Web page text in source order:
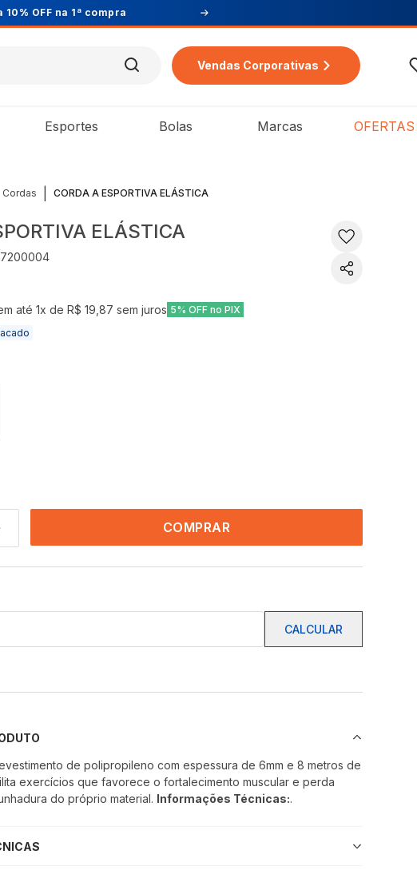
Vendas Corporativas
Esportes Bolas Marcas OFERTAS
Cordas CORDA A ESPORTIVA ELÁSTICA
ELÁSTICA
até1x deR$ 19,87 sem juros 5% OFF no PIX
COMPRAR
CALCULAR
de polipropileno com espessura de 6mm e 8 metros de
exercícios que favorece o fortalecimento muscular e perda
do próprio material. Informações Técnicas:.